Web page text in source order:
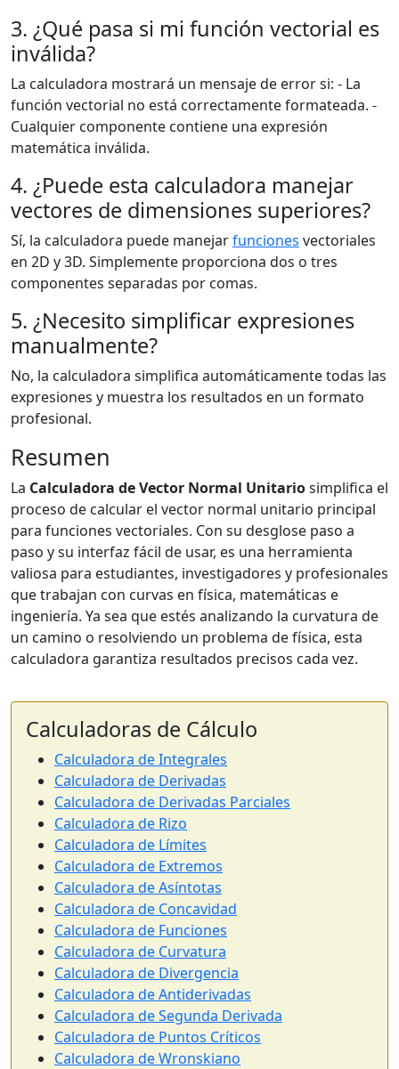
3. ¿Qué pasa si mi función vectorial es
inválida?
La calculadora mostrará un mensaje de error si: - La
función vectorial no está correctamente formateada. -
Cualquier componente contiene una expresión
matemática inválida.
4. ¿Puede esta calculadora manejar
vectores de dimensiones superiores?
Sí, la calculadora puede manejarfunciones vectoriales
en 2D y 3D. Simplemente proporciona dos o tres
componentes separadas por comas.
5. ¿Necesito simplificar expresiones
manualmente?
No, la calculadora simplifica automáticamente todas las
expresiones y muestra los resultados en un formato
profesional.
Resumen
La Calculadora de Vector Normal Unitariosimplifica el
proceso de calcular el vector normal unitario principal
para funciones vectoriales. Con su desglose paso a
paso y su interfaz fácil de usar, es una herramienta
valiosa para estudiantes, investigadores y profesionales
que trabajan con curvas en física, matemáticas e
ingeniería. Ya sea que estés analizando la curvatura de
un camino o resolviendo un problema de física, esta
calculadora garantiza resultados precisos cada vez.
Calculadoras de Cálculo
Calculadora de Integrales
Calculadora de Derivadas
Calculadora de Derivadas Parciales
Calculadora de Rizo
Calculadora de Límites
Calculadora de Extremos
Calculadora de Asíntotas
Calculadora de Concavidad
Calculadora de Funciones
Calculadora de Curvatura
Calculadora de Divergencia
Calculadora de Antiderivadas
Calculadora de Segunda Derivada
Calculadora de Puntos Críticos
Calculadora de Wronskiano